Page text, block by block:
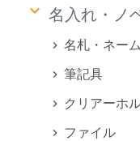
keyboard_arrow_down 名入れ・ノ
名札・ネー
筆記具
クリアーホ
ファイル